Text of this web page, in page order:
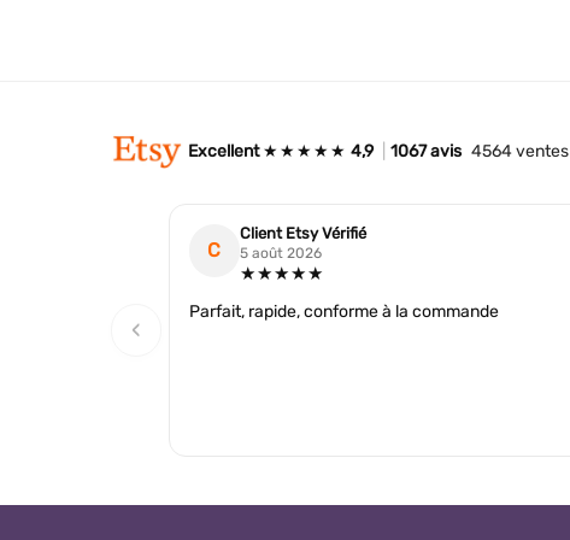
Excellent ★★★★★ 4,9 1067 avis 4564 ventes
‹
C
Client Etsy Vérifié
5 août 2026
★★★★★
Parfait, rapide, conforme à la commande